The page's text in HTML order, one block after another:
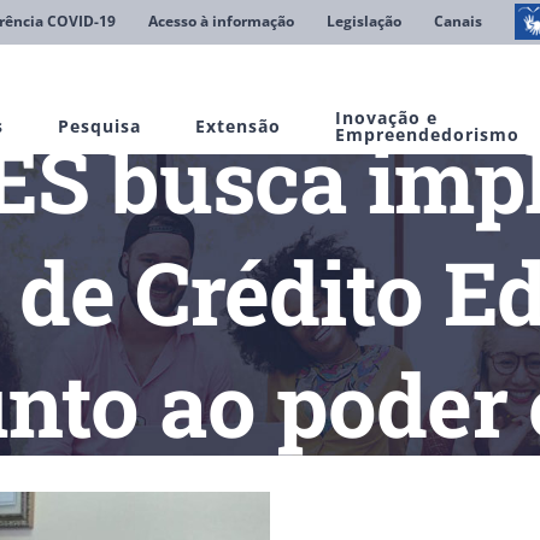
COVID-19 Acesso à informação Legislação Canais
Pesquisa Extensão Inovação e
Empreendedorismo
busca
Crédito
ao